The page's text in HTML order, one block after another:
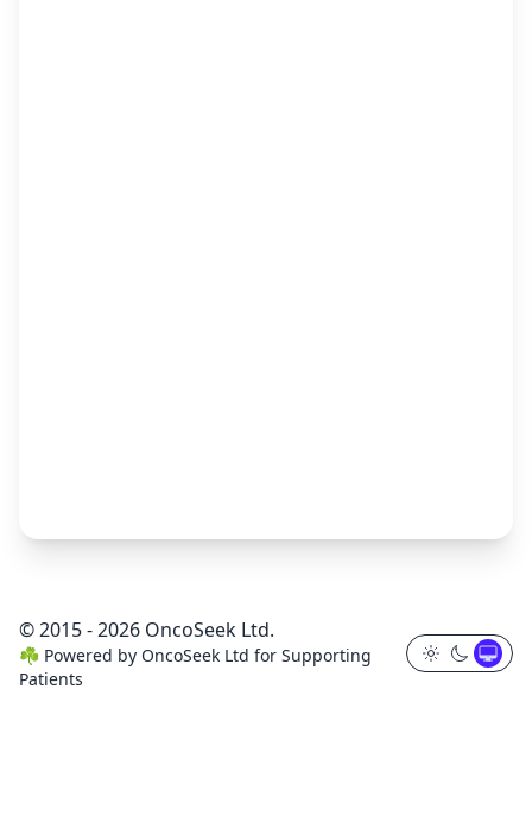
© 2015 - 2026 OncoSeek Ltd.
☘️ Powered by OncoSeek Ltd for Supporting
Patients